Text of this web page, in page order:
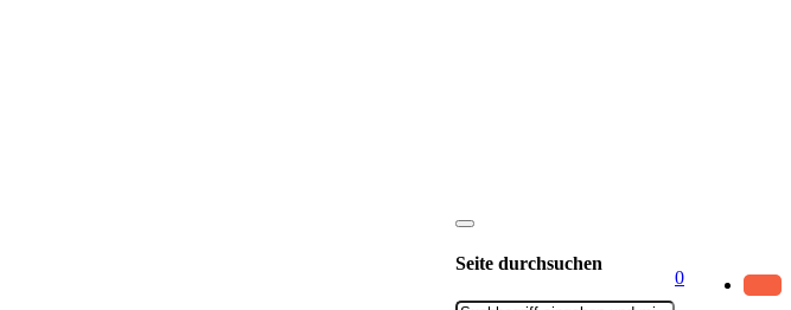
Seite durchsuchen
0